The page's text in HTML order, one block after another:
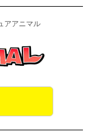
アアニマル